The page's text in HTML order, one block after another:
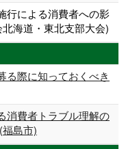
行による消費者への影
海道・東北支部大会)
る際に知っておくべき
消費者トラブル理解の
島市)